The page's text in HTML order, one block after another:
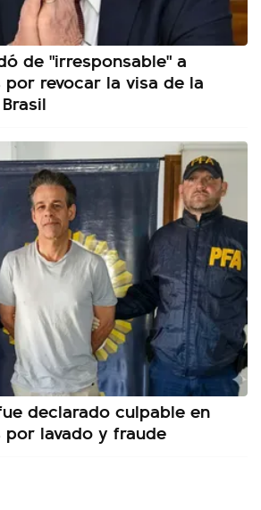
de "irresponsable" a
por revocar la visa de la
declarado culpable en
por lavado y fraude